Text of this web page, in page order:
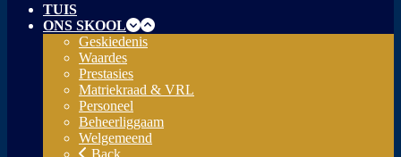
TUIS
ONS SKOOL
Geskiedenis
Waardes
Prestasies
Matriekraad & VRL
Personeel
Beheerliggaam
Welgemeend
Back